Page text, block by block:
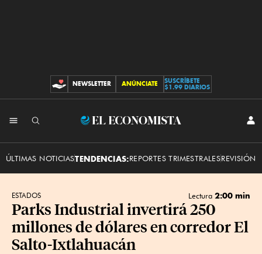
CONTRIBUCIONES
NEWSLETTER ANÚNCIATE
SUSCRÍBETE
$1.99 DIARIOS
El
ÚLTIMAS NOTICIASTENDENCIAS:REPORTES TRIMESTRALESREVISIÓN
ESTADOS Lectura 2:00 min
Parks Industrial invertirá 250
millones de dólares en corredor El
Salto-Ixtlahuacán